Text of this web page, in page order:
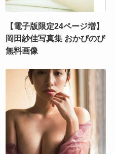
【電子版限定24ページ増】
岡田紗佳写真集 おかぴのぴ
無料画像